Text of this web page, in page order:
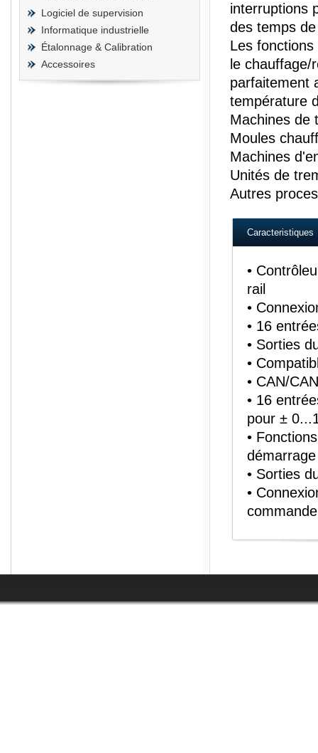
Logiciel de supervision
Informatique industrielle
Étalonnage & Calibration
Accessoires
interruptions
des temps
Les
le
parfaitement
température
Machines de
Moules
Machines
Unités de
Autres
Caracteristiques
•
rail
•
• 16
• Sorties
•
• CAN/
• 16
pour ±
•
• Sorties
•